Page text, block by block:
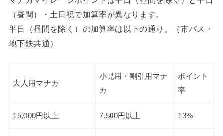
（昼間）・土日祝で加算率が異なります。
平日（昼間を除く）の加算率は以下の通り。（市バス・
地下鉄共通）
大人用マナカ
小児用・割引用マナ
カ
ポイント
率
15,000円以上 7,500円以上 13%